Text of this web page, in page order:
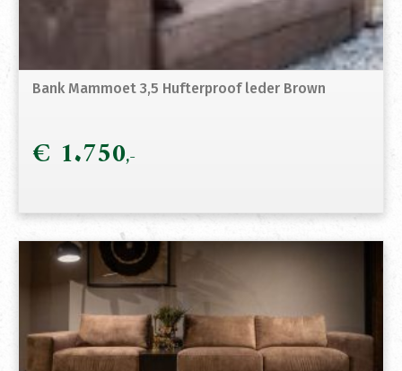
Bank Mammoet 3,5 Hufterproof leder Brown
€ 1.750